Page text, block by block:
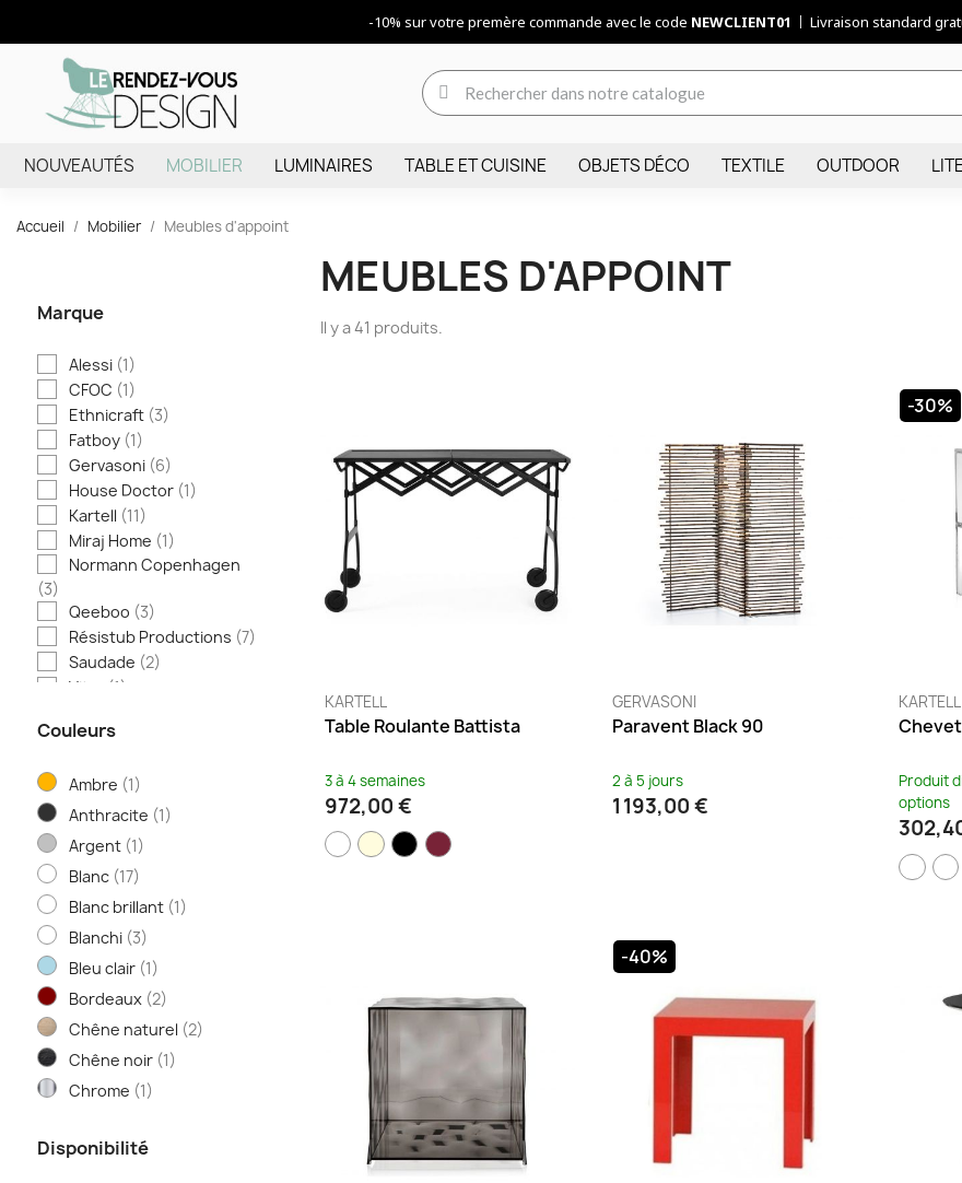
-10% sur votre premère commande avec le code NEWCLIENT01 Livraison standard
NOUVEAUTÉS MOBILIER LUMINAIRES TABLE ET CUISINE OBJETS DÉCO TEXTILE OUTDOOR
Accueil Mobilier Meubles d'appoint
Marque
Alessi (1)
CFOC (1)
Ethnicraft (3)
Fatboy (1)
Gervasoni (6)
House Doctor (1)
Kartell (11)
Miraj Home (1)
Normann Copenhagen
(3)
Qeeboo (3)
Résistub Productions (7)
Saudade (2)
Vitra
(1)
Couleurs
Ambre (1)
Anthracite (1)
Argent (1)
Blanc (17)
Blanc brillant (1)
Blanchi (3)
Bleu clair (1)
Bordeaux (2)
Chêne naturel (2)
Chêne noir (1)
Chrome (1)
Crème / Bleu
Disponibilité
MEUBLES D'APPOINT
Il y a 41 produits.
KARTELL
Table Roulante Battista
3 à 4 semaines
972,00 €
GERVASONI
Paravent Black 90
2 à 5 jours
1 193,00 €
KARTELL
Produit
options
-30%
-40%